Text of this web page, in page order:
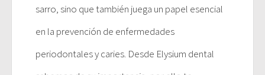
sarro, sino que también juega un papel esencial
en la prevención de enfermedades
periodontales y caries. Desde Elysium dental